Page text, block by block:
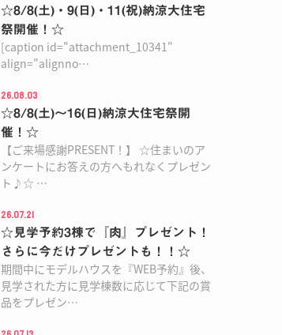
☆8/8(土)・9(日)・11(祝)納涼大住宅
祭開催！☆
[caption id="attachment_10341"
align="alignno…
26.08.03
☆8/8(土)〜16(日)納涼大住宅祭開
催！☆
【ご来場感謝PRESENT！】 ☆住まいのア
ンケートにお答えの方へもれなくプレゼン
ト♪☆ …
26.07.21
☆見学予約3棟で『肉』プレゼント！
さらに今だけプレゼントも！！☆
期間中にモデルハウスを『WEB予約』後、
見学された方に見学棟数に応じて下記の賞
品をプレゼン…